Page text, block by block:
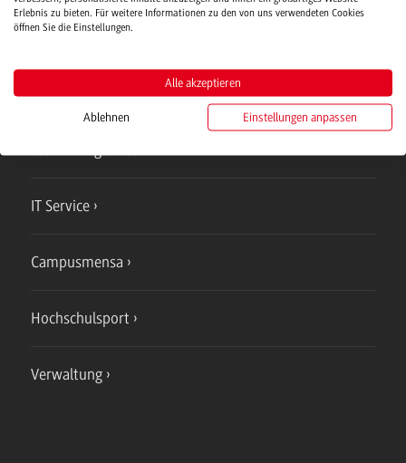
Mosbach
IT Service
Campusmensa
Hochschulsport
Verwaltung
Erlebnis zu bieten. Für weitere Informationen zu den von uns verwendeten Cookies
öffnen Sie die Einstellungen.
Alle akzeptieren
Ablehnen Einstellungen anpassen